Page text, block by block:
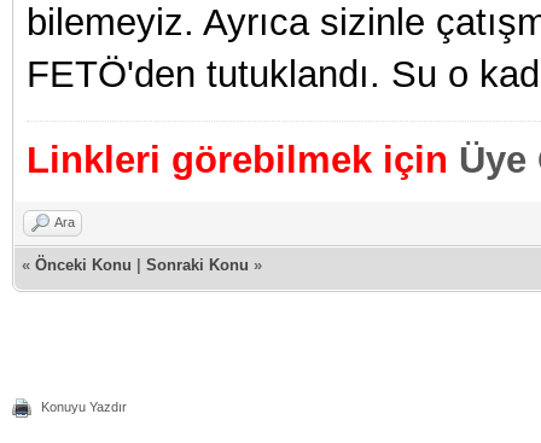
bilemeyiz. Ayrıca sizinle
FETÖ'den tutuklandı. Su o
Linkleri görebilmek için Üye
Ara
« Önceki Konu Sonraki Konu »
Konuyu Yazdır